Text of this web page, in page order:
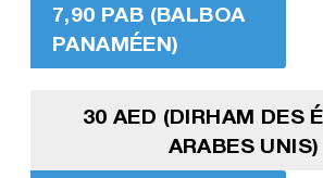
7,90 PAB (BALBOA
PANAMÉEN)
30 AED (DIRHAM DES
ARABES UNIS)